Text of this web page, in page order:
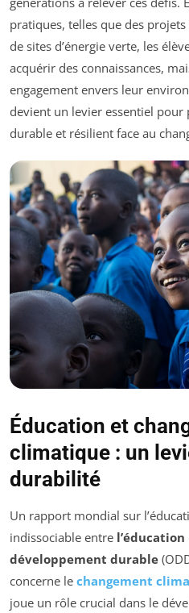
pratiques, telles que des
de sites d’énergie verte, les
acquérir des connaissances,
engagement envers leur
devient un levier essentiel
durable et résilient face au
Éducation et
climatique : un
durabilité
Un rapport mondial sur
indissociable entre l’éducation
développement durable
concerne le changement
joue un rôle crucial dans le